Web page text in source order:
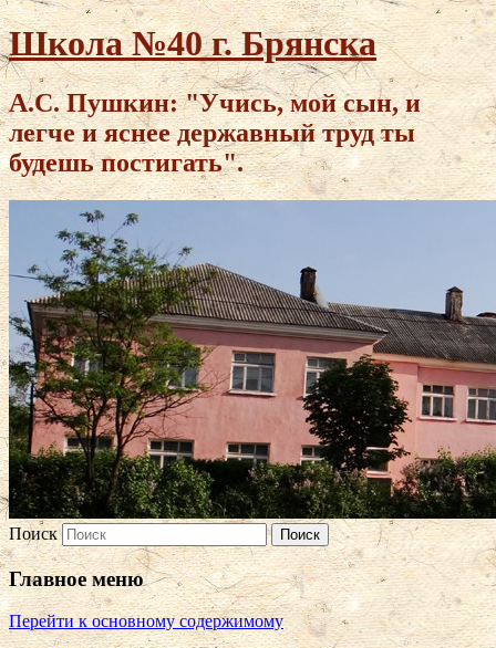
Школа №40 г. Брянска
А.С. Пушкин: "Учись, мой сын, и
легче и яснее державный труд ты
будешь постигать".
Поиск
Главное меню
Перейти к основному содержимому